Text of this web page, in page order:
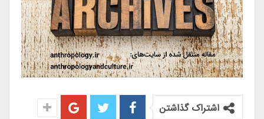
اشتراک گذاشتن